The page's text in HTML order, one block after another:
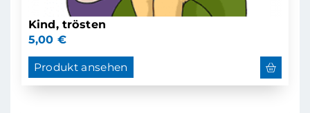
Kind, trösten
5,00 €
Produkt ansehen